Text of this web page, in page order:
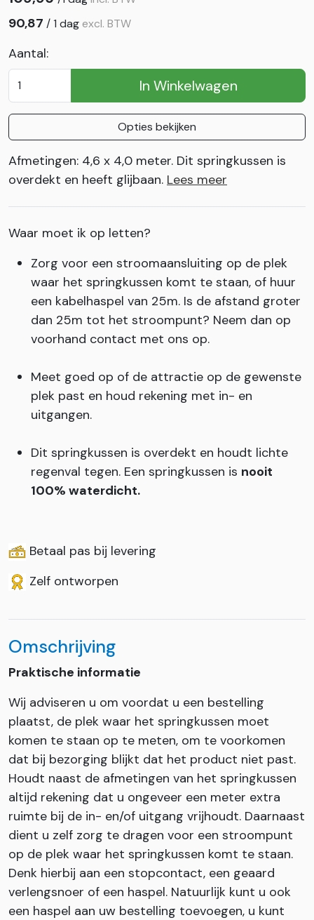
90,87 /1 dag excl. BTW
Aantal:
In Winkelwagen
Opties bekijken
Afmetingen: 4,6 x 4,0 meter. Dit springkussen is
overdekt en heeft glijbaan. Lees meer
Waar moet ik op letten?
Zorg voor een stroomaansluiting op de plek
waar het springkussen komt te staan, of huur
een kabelhaspel van 25m. Is de afstand groter
dan 25m tot het stroompunt? Neem dan op
voorhand contact met ons op.
Meet goed op of de attractie op de gewenste
plek past en houd rekening met in- en
uitgangen.
Dit springkussen is overdekt en houdt lichte
regenval tegen. Een springkussen is nooit
100% waterdicht.
Betaal pas bij levering
Zelf ontworpen
Omschrijving
Praktische informatie
Wij adviseren u om voordat u een bestelling
plaatst, de plek waar het springkussen moet
komen te staan op te meten, om te voorkomen
dat bij bezorging blijkt dat het product niet past.
Houdt naast de afmetingen van het springkussen
altijd rekening dat u ongeveer een meter extra
ruimte bij de in- en/of uitgang vrijhoudt. Daarnaast
dient u zelf zorg te dragen voor een stroompunt
op de plek waar het springkussen komt te staan.
Denk hierbij aan een stopcontact, een geaard
verlengsnoer of een haspel. Natuurlijk kunt u ook
een haspel aan uw bestelling toevoegen, u kunt